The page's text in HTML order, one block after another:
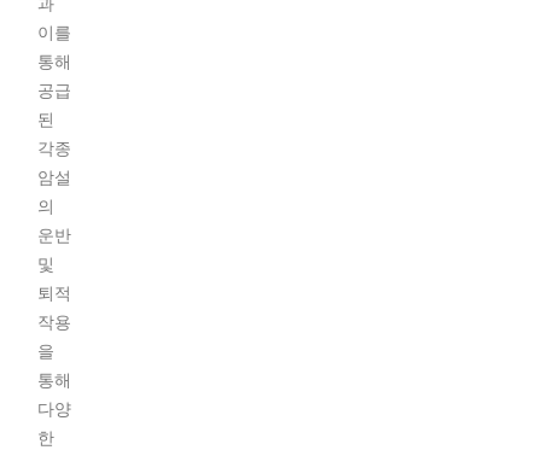
과
이를
통해
공급
된
각종
암설
의
운반
및
퇴적
작용
을
통해
다양
한